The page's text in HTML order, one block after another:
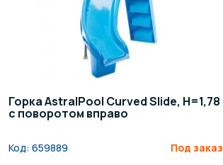
Горка AstralPool Curved Slide, H=1,78
с поворотом вправо
Код: 659889 Под заказ